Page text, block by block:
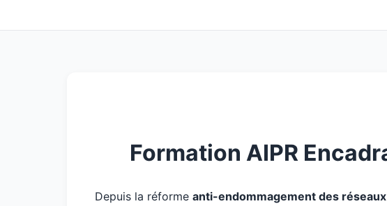
Formation AIPR
Depuis la réforme anti-endommagement des réseaux